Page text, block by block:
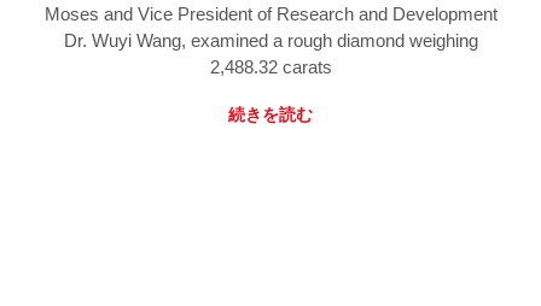
Moses and Vice President of Research and Development
Dr. Wuyi Wang, examined a rough diamond weighing
2,488.32 carats
続きを読む